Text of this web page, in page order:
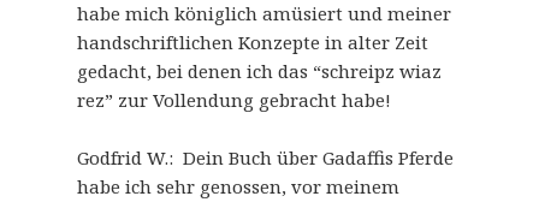
habe mich königlich amüsiert und meiner
handschriftlichen Konzepte in alter Zeit
gedacht, bei denen ich das “schreipz wiaz
rez” zur Vollendung gebracht habe!
Godfrid W.: Dein Buch über Gadaffis Pferde
habe ich sehr genossen, vor meinem